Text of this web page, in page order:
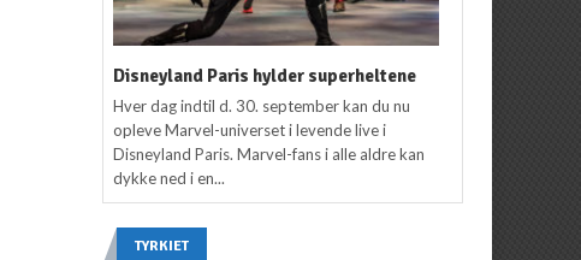
Disneyland Paris hylder superheltene
Hver dag indtil d. 30. september kan du nu
opleve Marvel-universet i levende live i
Disneyland Paris. Marvel-fans i alle aldre kan
dykke ned i en...
TYRKIET